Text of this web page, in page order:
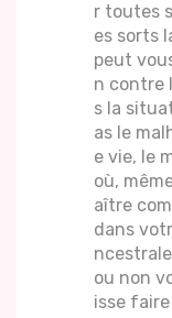
r toutes
es sorts
peut
n contre
s la
as le
e vie, le
où,
aître
dans
ou non
isse